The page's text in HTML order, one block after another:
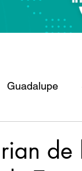
Guadalupe
Garcia